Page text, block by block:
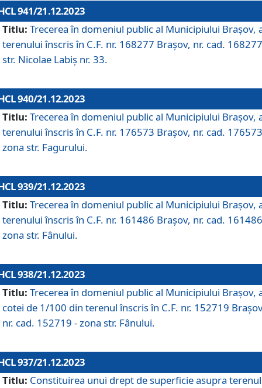
941/21.12.2023
Titlu: Trecerea în domeniul public al Municipiului Braşov,
terenului înscris în C.F. nr. 168277 Brașov, nr. cad.
str. Nicolae Labiș nr. 33.
940/21.12.2023
Titlu: Trecerea în domeniul public al Municipiului Braşov,
terenului înscris în C.F. nr. 176573 Brașov, nr. cad.
zona str. Fagurului.
939/21.12.2023
Titlu: Trecerea în domeniul public al Municipiului Braşov,
terenului înscris în C.F. nr. 161486 Brașov, nr. cad.
zona str. Fânului.
938/21.12.2023
Titlu: Trecerea în domeniul public al Municipiului Braşov,
cotei de 1/100 din terenul înscris în C.F. nr. 152719
nr. cad. 152719 - zona str. Fânului.
937/21.12.2023
Titlu: Constituirea unui drept de superficie asupra